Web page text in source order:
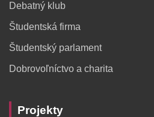
Debatný klub
Študentská firma
Študentský parlament
Dobrovoľníctvo a charita
Projekty